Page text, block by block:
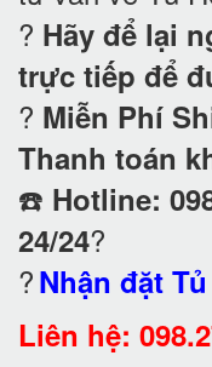
? Hãy để lại
trực tiếp để
? Miễn Phí
Thanh toán
☎️ Hotline:
24/24?
?Nhận đặt
Liên hệ: